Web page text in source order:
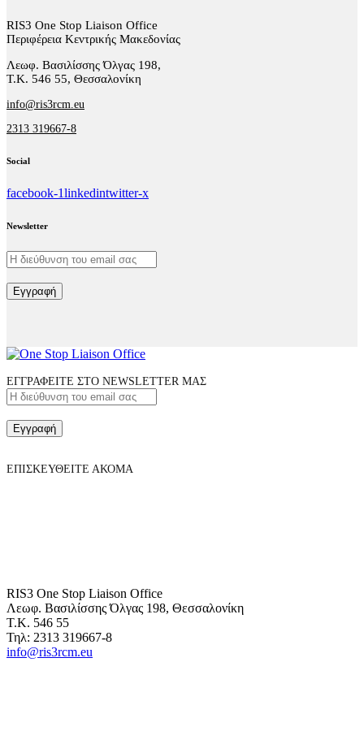
RIS3 One Stop Liaison Office
Περιφέρεια Κεντρικής Μακεδονίας
Λεωφ. Βασιλίσσης Όλγας 198,
Τ.Κ. 546 55, Θεσσαλονίκη
info@ris3rcm.eu
2313 319667-8
Social
facebook-1linkedintwitter-x
Newsletter
Εγγραφή
ΕΓΓΡΑΦΕΙΤΕ ΣΤΟ NEWSLETTER ΜΑΣ
Εγγραφή
ΕΠΙΣΚΕΥΘΕΙΤΕ ΑΚΟΜΑ
RIS3 One Stop Liaison Office
Λεωφ. Βασιλίσσης Όλγας 198, Θεσσαλονίκη
Τ.Κ. 546 55
Τηλ: 2313 319667-8
info@ris3rcm.eu